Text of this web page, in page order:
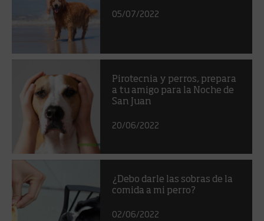
05/07/2022
Pirotecnia y perros, prepara
a tu amigo para la Noche de
San Juan
20/06/2022
¿Debo darle las sobras de la
comida a mi perro?
02/06/2022